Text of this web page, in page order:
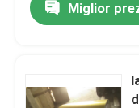
Miglior